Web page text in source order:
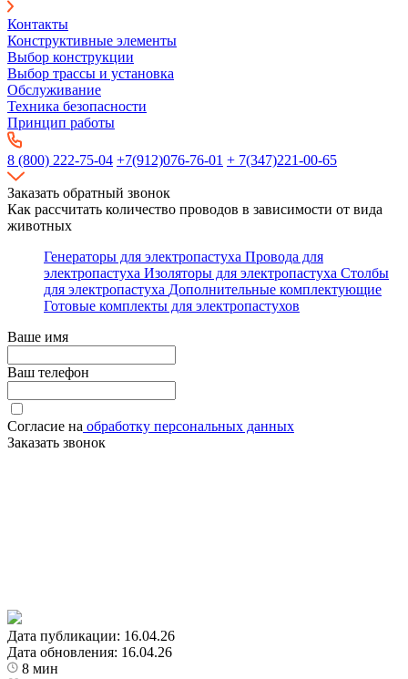
Контакты
Конструктивные элементы
Выбор конструкции
Выбор трассы и установка
Обслуживание
Техника безопасности
Принцип работы
8 (800) 222-75-04 +7(912)076-76-01 + 7(347)221-00-65
Заказать обратный звонок
Как рассчитать количество проводов в зависимости от вида
животных
Генераторы для электропастуха Провода для
электропастуха Изоляторы для электропастуха Столбы
для электропастуха Дополнительные комплектующие
Готовые комплекты для электропастухов
Ваше имя
Ваш телефон
Согласие на обработку персональных данных
Заказать звонок
Дата публикации: 16.04.26
Дата обновления: 16.04.26
8 мин